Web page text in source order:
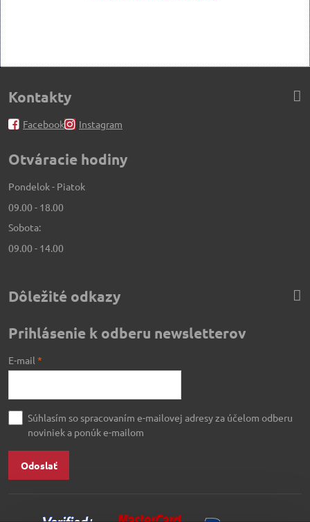
Kontakty
Facebook Instagram
Otváracie hodiny
Pondelok - Piatok
09.00 - 18.00
Sobota:
09.00 - 14.00
Dôležité odkazy
Prihlásenie k odberu newsletterov
E-mail *
Súhlasím so spracovaním e-mailovej adresy za účelom odberu
noviniek a ponúk e-mailom
Odoslať